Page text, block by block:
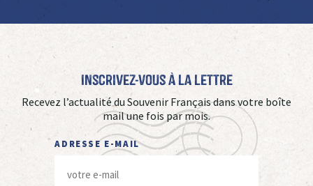
Inscrivez-vous à La Lettre
Recevez l’actualité du Souvenir Français dans votre boîte
mail une fois par mois.
ADRESSE E-MAIL